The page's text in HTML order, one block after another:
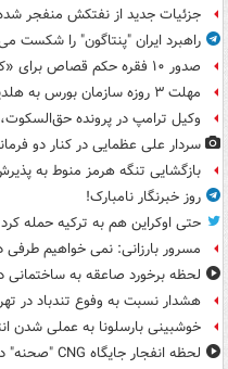
جزئیات جدید از نفتکش منفجر
راهبرد ایران "پنتاگون" را شکست
صدور ۱۰ فقره حکم قصاص برای «کلثوم اکبری»
مهلت ۳ روزه سازمان بورس به هلدینگ خلیج فارس
وکیل ترامپ در پرونده
سردار علی عظمایی در کنار دو
بازگشایی تنگه هرمز منوط به
روز خبرنگار نامبارک!
حتی اوکراین هم به ترکیه حمله کرد
مسرور بارزانی: نمی خواهیم
لحظه برخورد صاعقه به ساختمانی
هشدار نسبت به وفوع تندباد در
خوشبینی بارسلونا به عملی شدن
لحظه انفجار جایگاه CNG "صحنه" در دوربین مداربسته